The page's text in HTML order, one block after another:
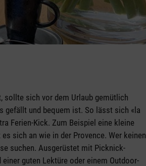
sollte sich vor dem Urlaub gemütlich
gefällt und bequem ist. So lässt sich «la
Ferien-Kick. Zum Beispiel eine kleine
sich an wie in der Provence. Wer keinen
suchen. Ausgerüstet mit Picknick-
guten Lektüre oder einem Outdoor-